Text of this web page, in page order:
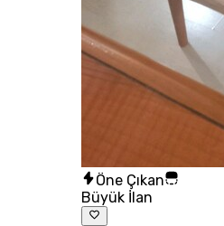
Öne Çıkan
Büyük İlan